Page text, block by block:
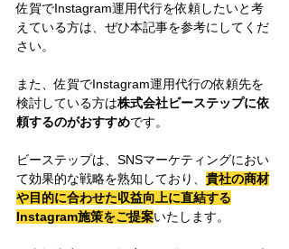
佐賀でInstagram運用代行を依頼したいと考
えている方は、ぜひ本記事を参考にしてくだ
さい。
また、佐賀でInstagram運用代行の依頼先を
検討している方は株式会社ビーステップに依
頼するのがおすすめです。
ビーステップは、SNSマーケティングにおい
て効果的な戦略を熟知しており、 貴社の商材
や目的に合わせた収益向上に直結する
Instagram施策をご提案いたします。